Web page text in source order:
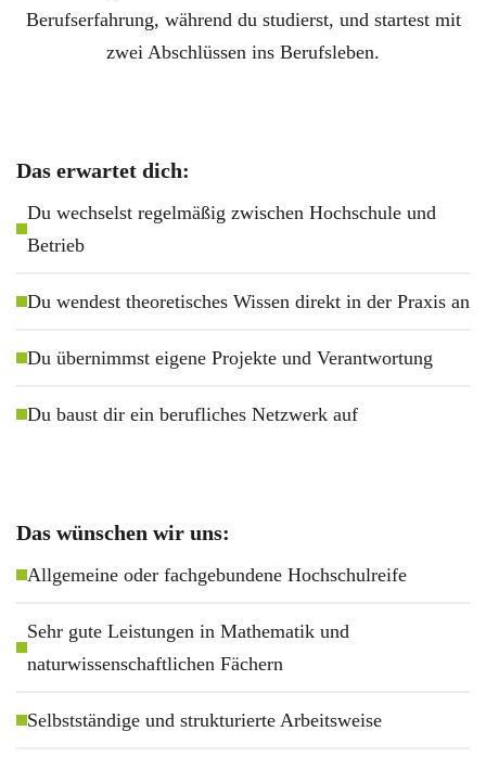
Berufserfahrung, während du studierst, und startest mit
zwei Abschlüssen ins Berufsleben.
Das erwartet dich:
Du wechselst regelmäßig zwischen Hochschule und
Betrieb
Du wendest theoretisches Wissen direkt in der Praxis an
Du übernimmst eigene Projekte und Verantwortung
Du baust dir ein berufliches Netzwerk auf
Das wünschen wir uns:
Allgemeine oder fachgebundene Hochschulreife
Sehr gute Leistungen in Mathematik und
naturwissenschaftlichen Fächern
Selbstständige und strukturierte Arbeitsweise